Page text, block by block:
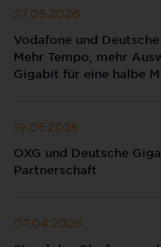
27.05.2026
Vodafone und
Mehr Tempo, mehr
Gigabit für eine halbe
19.05.2026
OXG und Deutsche
Partnerschaft
07.04.2026